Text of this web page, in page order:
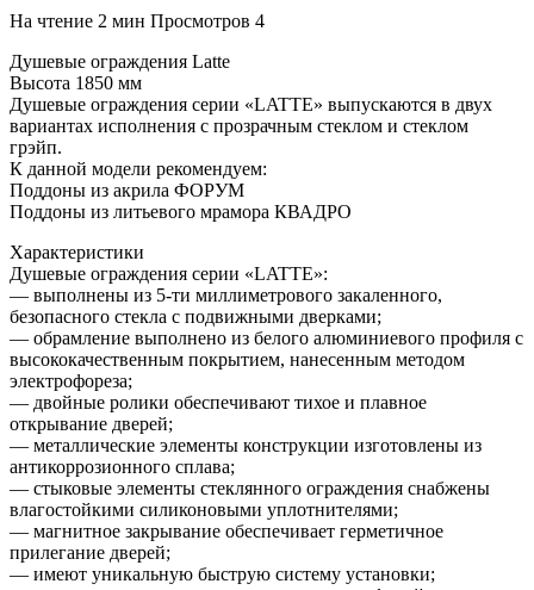
На чтение 2 мин Просмотров 4
Душевые ограждения Latte
Высота 1850 мм
Душевые ограждения серии «LATTE» выпускаются в двух
вариантах исполнения с прозрачным стеклом и стеклом
грэйп.
К данной модели рекомендуем:
Поддоны из акрила ФОРУМ
Поддоны из литьевого мрамора КВАДРО
Характеристики
Душевые ограждения серии «LATTE»:
— выполнены из 5-ти миллиметрового закаленного,
безопасного стекла с подвижными дверками;
— обрамление выполнено из белого алюминиевого профиля с
высококачественным покрытием, нанесенным методом
электрофореза;
— двойные ролики обеспечивают тихое и плавное
открывание дверей;
— металлические элементы конструкции изготовлены из
антикоррозионного сплава;
— стыковые элементы стеклянного ограждения снабжены
влагостойкими силиконовыми уплотнителями;
— магнитное закрывание обеспечивает герметичное
прилегание дверей;
— имеют уникальную быструю систему установки;